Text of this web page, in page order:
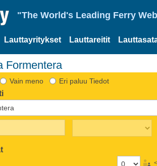
"The World's Leading Ferry
Lauttayritykset Lauttareitit
Formentera
Vain meno Eri paluu Tiedot